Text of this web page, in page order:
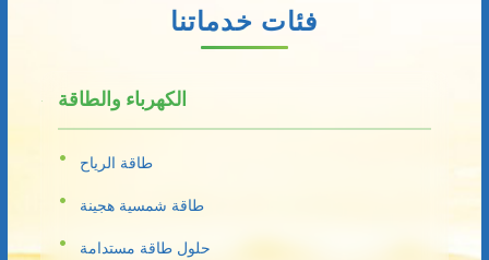
فئات خدماتنا
الكهرباء والطاقة
طاقة الرياح
طاقة شمسية هجينة
حلول طاقة مستدامة